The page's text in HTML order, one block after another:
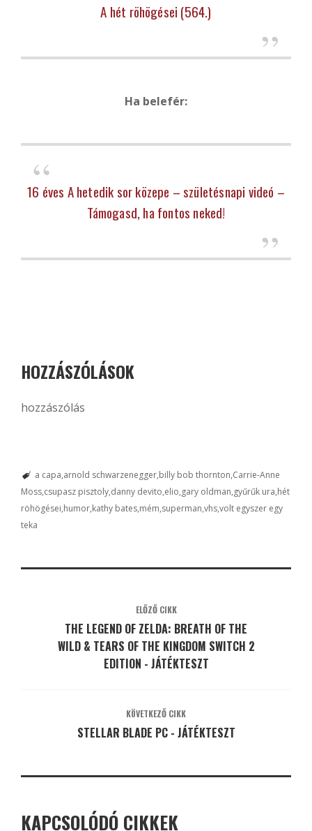
A hét röhögései (564.)
Ha belefér:
16 éves A hetedik sor közepe – születésnapi videó –
Támogasd, ha fontos neked!
HOZZÁSZÓLÁSOK
hozzászólás
a capa arnold schwarzenegger billy bob thornton Carrie-Anne
Moss csupasz pisztoly danny devito elio gary oldman gyűrűk ura hét
röhögései humor kathy bates mém superman vhsvolt egyszer egy
teka
ELŐZŐ CIKK
THE LEGEND OF ZELDA: BREATH OF THE
WILD & TEARS OF THE KINGDOM SWITCH 2
EDITION - JÁTÉKTESZT
KÖVETKEZŐ CIKK
STELLAR BLADE PC - JÁTÉKTESZT
KAPCSOLÓDÓ CIKKEK